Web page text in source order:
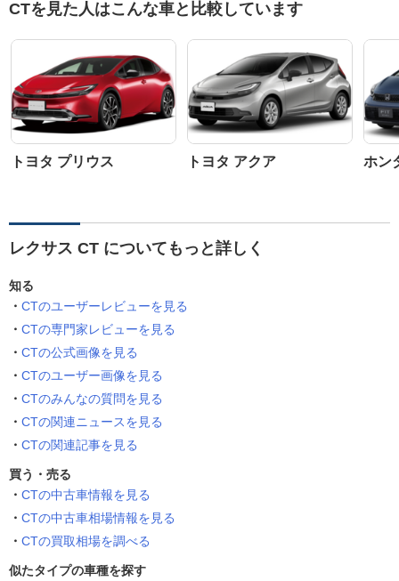
CTを見た人はこんな車と比較しています
トヨタ プリウス トヨタ アクア ホン
レクサス CT についてもっと詳しく
知る
CTのユーザーレビューを見る
CTの専門家レビューを見る
CTの公式画像を見る
CTのユーザー画像を見る
CTのみんなの質問を見る
CTの関連ニュースを見る
CTの関連記事を見る
買う・売る
CTの中古車情報を見る
CTの中古車相場情報を見る
CTの買取相場を調べる
似たタイプの車種を探す